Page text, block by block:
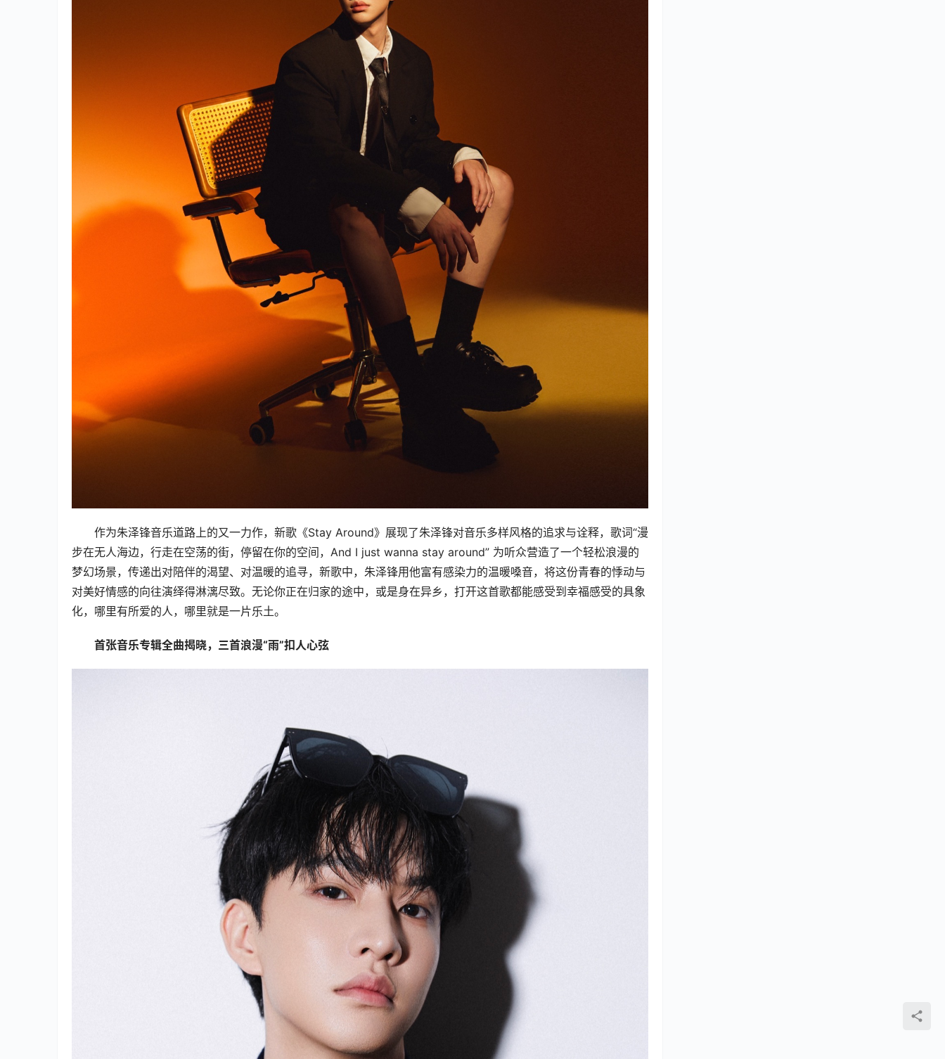
作为朱泽锋音乐道路上的又一力作，新歌《Stay Around》展现了朱泽锋对音乐多样风格的追求与诠释，歌词“漫
步在无人海边，行走在空荡的街，停留在你的空间，And I just wanna stay around” 为听众营造了一个轻松浪漫的
梦幻场景，传递出对陪伴的渴望、对温暖的追寻，新歌中，朱泽锋用他富有感染力的温暖嗓音，将这份青春的悸动与
对美好情感的向往演绎得淋漓尽致。无论你正在归家的途中，或是身在异乡，打开这首歌都能感受到幸福感受的具象
化，哪里有所爱的人，哪里就是一片乐土。
首张音乐专辑全曲揭晓，三首浪漫“雨”扣人心弦